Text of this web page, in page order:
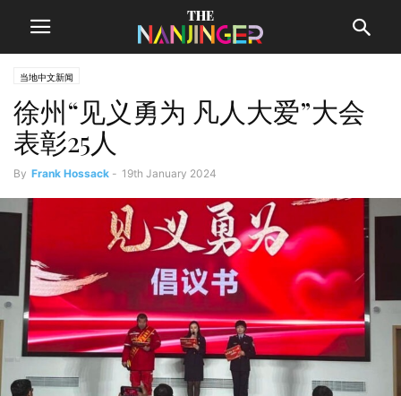
当地中文新闻
徐州“见义勇为 凡人大爱”大会
表彰25人
By Frank Hossack - 19th January 2024